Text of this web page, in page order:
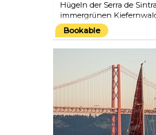
Hügeln der Serra de
immergrünen
Villen und die Ruinen
dem 10. Jahrhundert
Hauptattraktionen
Palácio Nacional de
Herrenhaus Quinta da
mittelalterliche Palácio
gesamte Stadtzentrum
Weltkulturerbe. Einige
beinhalten auch einen
dem westlichsten Punkt
Halt in der Bucht von
Bookable